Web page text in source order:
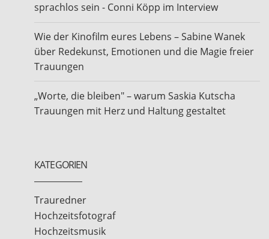
sprachlos sein - Conni Köpp im Interview
Wie der Kinofilm eures Lebens – Sabine Wanek
über Redekunst, Emotionen und die Magie freier
Trauungen
„Worte, die bleiben" – warum Saskia Kutscha
Trauungen mit Herz und Haltung gestaltet
KATEGORIEN
Trauredner
Hochzeitsfotograf
Hochzeitsmusik